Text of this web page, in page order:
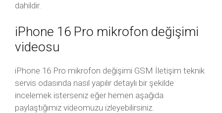
dahildir.
iPhone 16 Pro mikrofon değişimi
videosu
iPhone 16 Pro mikrofon değişimi GSM İletişim teknik
servis odasında nasıl yapılır detaylı bir şekilde
incelemek isterseniz eğer hemen aşağıda
paylaştığımız videomuzu izleyebilirsiniz.